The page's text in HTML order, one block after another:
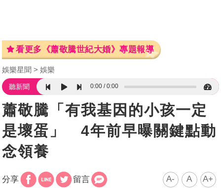
看更多《蕭敬騰世紀大婚》專題報導
娛樂星聞 娛樂
聽新聞 0:00 0:00
蕭敬騰「有我基因的小孩一定
是壞蛋」 4年前早曝關鍵點動
念領養
分享 留言 A- A A+